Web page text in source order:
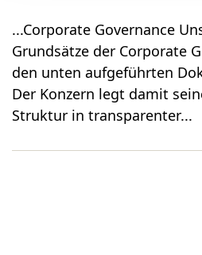
...Corporate Governance
Grundsätze der Corporate
den unten aufgeführten
Der Konzern legt damit
Struktur in transparenter...